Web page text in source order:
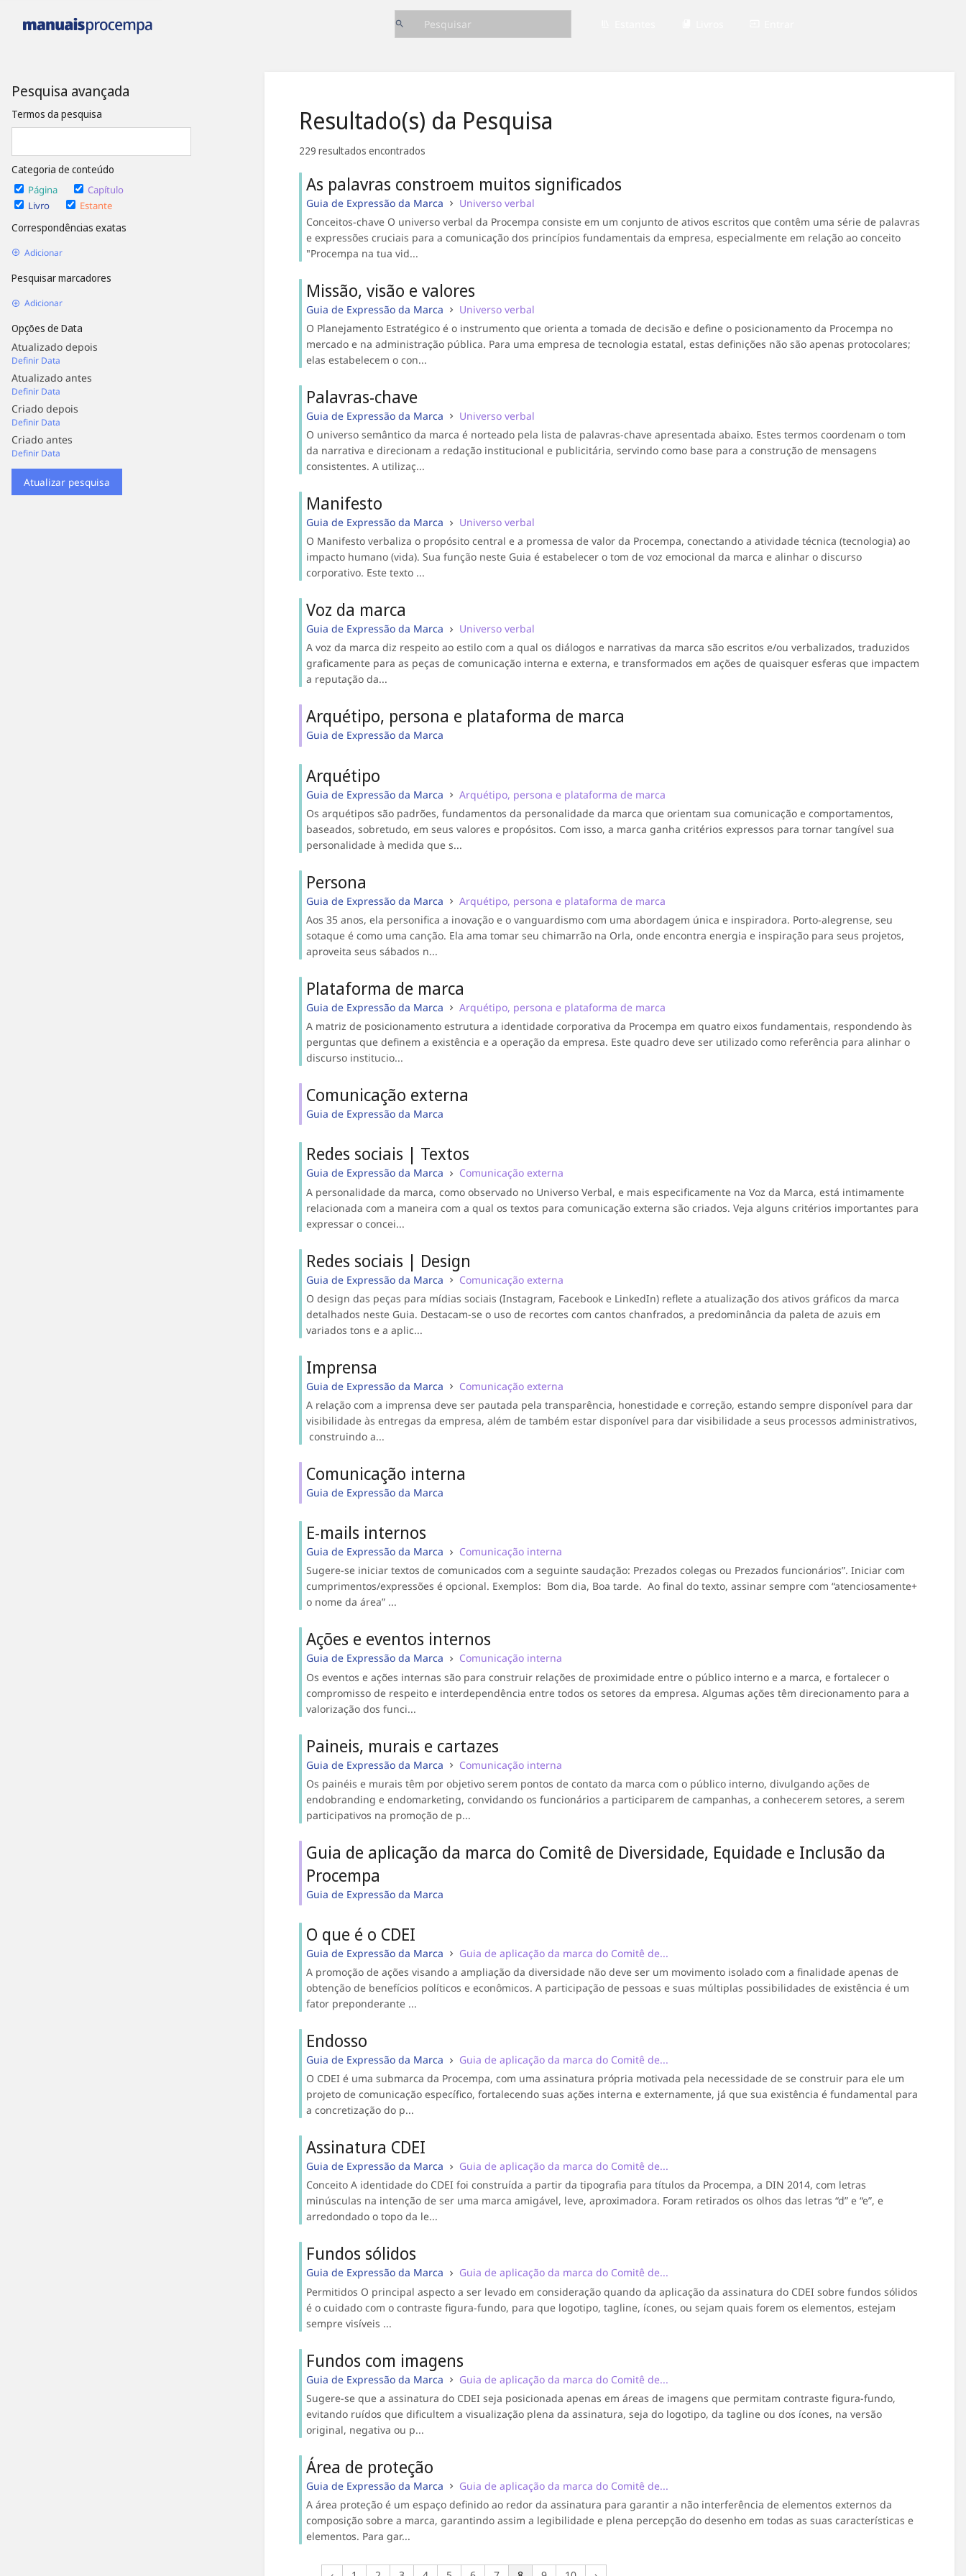
Pesquisa avançada
Termos da pesquisa
Categoria de conteúdo
Página
Capítulo
Livro
Estante
Correspondências exatas
Adicionar
Pesquisar marcadores
Adicionar
Opções de Data
Atualizado depois
Definir Data
Atualizado antes
Definir Data
Criado depois
Definir Data
Criado antes
Definir Data
Atualizar pesquisa
Resultado(s) da Pesquisa
229 resultados encontrados
As palavras constroem muitos significados
Guia de Expressão da Marca
Universo verbal
Conceitos-chave O universo verbal da Procempa consiste em um conjunto de ativos escritos que contêm uma série de palavras
e expressões cruciais para a comunicação dos princípios fundamentais da empresa, especialmente em relação ao conceito
"Procempa na tua vid...
Missão, visão e valores
Guia de Expressão da Marca
Universo verbal
O Planejamento Estratégico é o instrumento que orienta a tomada de decisão e define o posicionamento da Procempa no
mercado e na administração pública. Para uma empresa de tecnologia estatal, estas definições não são apenas protocolares;
elas estabelecem o con...
Palavras-chave
Guia de Expressão da Marca
Universo verbal
O universo semântico da marca é norteado pela lista de palavras-chave apresentada abaixo. Estes termos coordenam o tom
da narrativa e direcionam a redação institucional e publicitária, servindo como base para a construção de mensagens
consistentes. A utilizaç...
Manifesto
Guia de Expressão da Marca
Universo verbal
O Manifesto verbaliza o propósito central e a promessa de valor da Procempa, conectando a atividade técnica (tecnologia) ao
impacto humano (vida). Sua função neste Guia é estabelecer o tom de voz emocional da marca e alinhar o discurso
corporativo. Este texto ...
Voz da marca
Guia de Expressão da Marca
Universo verbal
A voz da marca diz respeito ao estilo com a qual os diálogos e narrativas da marca são escritos e/ou verbalizados, traduzidos
graficamente para as peças de comunicação interna e externa, e transformados em ações de quaisquer esferas que impactem
a reputação da...
Arquétipo, persona e plataforma de marca
Guia de Expressão da Marca
Arquétipo
Guia de Expressão da Marca
Arquétipo, persona e plataforma de marca
Os arquétipos são padrões, fundamentos da personalidade da marca que orientam sua comunicação e comportamentos,
baseados, sobretudo, em seus valores e propósitos. Com isso, a marca ganha critérios expressos para tornar tangível sua
personalidade à medida que s...
Persona
Guia de Expressão da Marca
Arquétipo, persona e plataforma de marca
Aos 35 anos, ela personifica a inovação e o vanguardismo com uma abordagem única e inspiradora. Porto-alegrense, seu
sotaque é como uma canção. Ela ama tomar seu chimarrão na Orla, onde encontra energia e inspiração para seus projetos,
aproveita seus sábados n...
Plataforma de marca
Guia de Expressão da Marca
Arquétipo, persona e plataforma de marca
A matriz de posicionamento estrutura a identidade corporativa da Procempa em quatro eixos fundamentais, respondendo às
perguntas que definem a existência e a operação da empresa. Este quadro deve ser utilizado como referência para alinhar o
discurso institucio...
Comunicação externa
Guia de Expressão da Marca
Redes sociais | Textos
Guia de Expressão da Marca
Comunicação externa
A personalidade da marca, como observado no Universo Verbal, e mais especificamente na Voz da Marca, está intimamente
relacionada com a maneira com a qual os textos para comunicação externa são criados. Veja alguns critérios importantes para
expressar o concei...
Redes sociais | Design
Guia de Expressão da Marca
Comunicação externa
O design das peças para mídias sociais (Instagram, Facebook e LinkedIn) reflete a atualização dos ativos gráficos da marca
detalhados neste Guia. Destacam-se o uso de recortes com cantos chanfrados, a predominância da paleta de azuis em
variados tons e a aplic...
Imprensa
Guia de Expressão da Marca
Comunicação externa
A relação com a imprensa deve ser pautada pela transparência, honestidade e correção, estando sempre disponível para dar
visibilidade às entregas da empresa, além de também estar disponível para dar visibilidade a seus processos administrativos,
construindo a...
Comunicação interna
Guia de Expressão da Marca
E-mails internos
Guia de Expressão da Marca
Comunicação interna
Sugere-se iniciar textos de comunicados com a seguinte saudação: Prezados colegas ou Prezados funcionários”. Iniciar com
cumprimentos/expressões é opcional. Exemplos: Bom dia, Boa tarde. Ao final do texto, assinar sempre com “atenciosamente+
o nome da área” ...
Ações e eventos internos
Guia de Expressão da Marca
Comunicação interna
Os eventos e ações internas são para construir relações de proximidade entre o público interno e a marca, e fortalecer o
compromisso de respeito e interdependência entre todos os setores da empresa. Algumas ações têm direcionamento para a
valorização dos funci...
Paineis, murais e cartazes
Guia de Expressão da Marca
Comunicação interna
Os painéis e murais têm por objetivo serem pontos de contato da marca com o público interno, divulgando ações de
endobranding e endomarketing, convidando os funcionários a participarem de campanhas, a conhecerem setores, a serem
participativos na promoção de p...
Guia de aplicação da marca do Comitê de Diversidade, Equidade e Inclusão da
Procempa
Guia de Expressão da Marca
O que é o CDEI
Guia de Expressão da Marca
Guia de aplicação da marca do Comitê de...
A promoção de ações visando a ampliação da diversidade não deve ser um movimento isolado com a finalidade apenas de
obtenção de benefícios políticos e econômicos. A participação de pessoas e suas múltiplas possibilidades de existência é um
fator preponderante ...
Endosso
Guia de Expressão da Marca
Guia de aplicação da marca do Comitê de...
O CDEI é uma submarca da Procempa, com uma assinatura própria motivada pela necessidade de se construir para ele um
projeto de comunicação específico, fortalecendo suas ações interna e externamente, já que sua existência é fundamental para
a concretização do p...
Assinatura CDEI
Guia de Expressão da Marca
Guia de aplicação da marca do Comitê de...
Conceito A identidade do CDEI foi construída a partir da tipografia para títulos da Procempa, a DIN 2014, com letras
minúsculas na intenção de ser uma marca amigável, leve, aproximadora. Foram retirados os olhos das letras “d” e “e”, e
arredondado o topo da le...
Fundos sólidos
Guia de Expressão da Marca
Guia de aplicação da marca do Comitê de...
Permitidos O principal aspecto a ser levado em consideração quando da aplicação da assinatura do CDEI sobre fundos sólidos
é o cuidado com o contraste figura-fundo, para que logotipo, tagline, ícones, ou sejam quais forem os elementos, estejam
sempre visíveis ...
Fundos com imagens
Guia de Expressão da Marca
Guia de aplicação da marca do Comitê de...
Sugere-se que a assinatura do CDEI seja posicionada apenas em áreas de imagens que permitam contraste figura-fundo,
evitando ruídos que dificultem a visualização plena da assinatura, seja do logotipo, da tagline ou dos ícones, na versão
original, negativa ou p...
Área de proteção
Guia de Expressão da Marca
Guia de aplicação da marca do Comitê de...
A área proteção é um espaço definido ao redor da assinatura para garantir a não interferência de elementos externos da
composição sobre a marca, garantindo assim a legibilidade e plena percepção do desenho em todas as suas características e
elementos. Para gar...